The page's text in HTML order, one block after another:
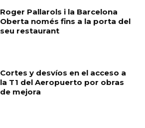
Roger Pallarols i la Barcelona
Oberta només fins a la porta del
seu restaurant
Cortes y desvíos en el acceso a
la T1 del Aeropuerto por obras
de mejora